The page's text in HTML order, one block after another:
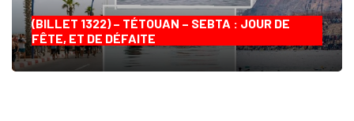
(BILLET 1322) – TÉTOUAN – SEBTA : JOUR DE
FÊTE, ET DE DÉFAITE